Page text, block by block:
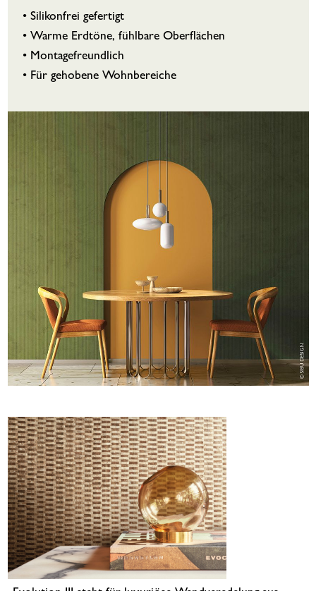
• Silikonfrei gefertigt
• Warme Erdtöne, fühlbare Oberflächen
• Montagefreundlich
• Für gehobene Wohnbereiche